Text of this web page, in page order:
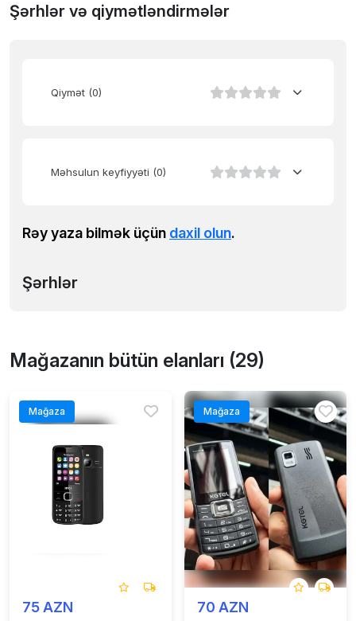
Şərhlər və qiymətləndirmələr
Qiymət (0)
Məhsulun keyfiyyəti (0)
Rəy yaza bilmək üçün daxil olun.
Şərhlər
Mağazanın bütün elanları (29)
Mağaza
75 AZN
Mağaza
70 AZN